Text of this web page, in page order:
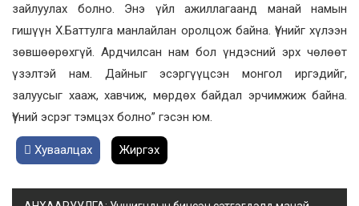
зайлуулах болно. Энэ үйл ажиллагаанд манай намын
гишүүн Х.Баттулга манлайлан оролцож байна. Үүнийг хүлээн
зөвшөөрөхгүй. Ардчилсан нам бол үндэсний эрх чөлөөт
үзэлтэй нам. Дайныг эсэргүүцсэн монгол иргэдийг,
залуусыг хааж, хавчиж, мөрдөх байдал эрчимжиж байна.
Үүний эсрэг тэмцэх болно” гэсэн юм.
Хуваалцах Жиргэх